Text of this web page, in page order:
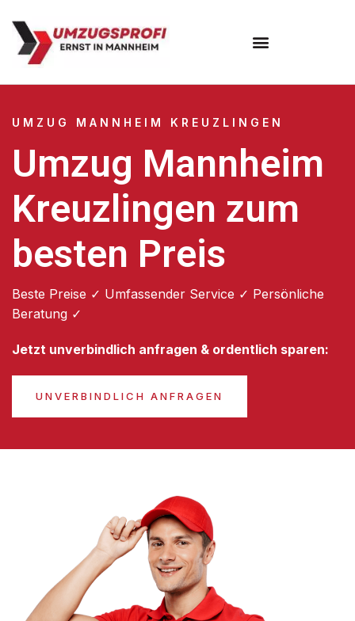
UMZUG MANNHEIM KREUZLINGEN
Umzug Mannheim
Kreuzlingen zum
besten Preis
Beste Preise ✓ Umfassender Service ✓ Persönliche
Beratung ✓
Jetzt unverbindlich anfragen & ordentlich sparen:
UNVERBINDLICH ANFRAGEN